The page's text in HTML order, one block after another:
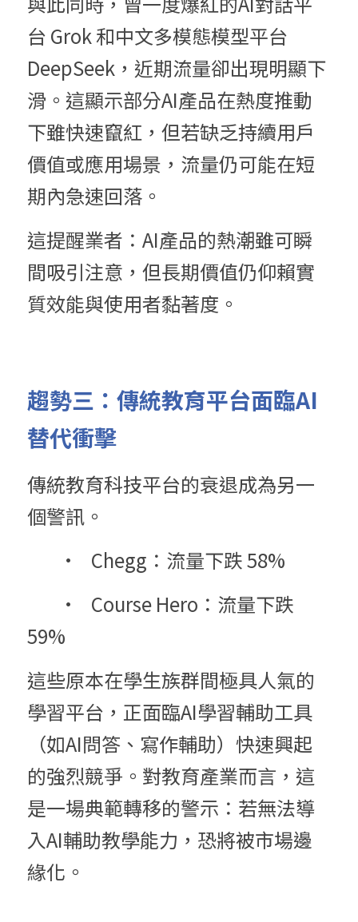
台 Grok 和中文多模態模型平台
DeepSeek，近期流量卻出現明顯下
滑。這顯示部分AI產品在熱度推動
下雖快速竄紅，但若缺乏持續用戶
價值或應用場景，流量仍可能在短
期內急速回落。
這提醒業者：AI產品的熱潮雖可瞬
間吸引注意，但長期價值仍仰賴實
質效能與使用者黏著度。
趨勢三：傳統教育平台面臨AI
替代衝擊
傳統教育科技平台的衰退成為另一
個警訊。
	•	Chegg：流量下跌 58%
59%
這些原本在學生族群間極具人氣的
學習平台，正面臨AI學習輔助工具
（如AI問答、寫作輔助）快速興起
的強烈競爭。對教育產業而言，這
是一場典範轉移的警示：若無法導
入AI輔助教學能力，恐將被市場邊
緣化。